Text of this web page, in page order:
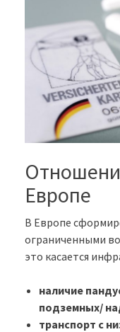
Европе
В Европе
ограниченными
это касается
наличие
подземных/
транспорт с